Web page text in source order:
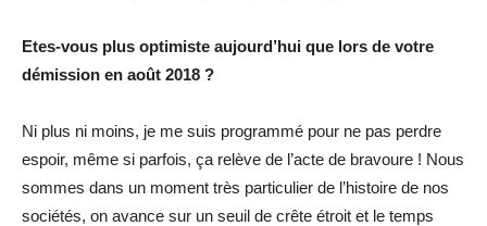
Etes-vous plus optimiste aujourd’hui que lors de votre
démission en août 2018 ?
Ni plus ni moins, je me suis programmé pour ne pas perdre
espoir, même si parfois, ça relève de l’acte de bravoure ! Nous
sommes dans un moment très particulier de l’histoire de nos
sociétés, on avance sur un seuil de crête étroit et le temps